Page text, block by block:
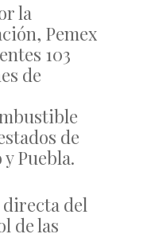
la
Pemex
103
de
de
Puebla.
del
de las